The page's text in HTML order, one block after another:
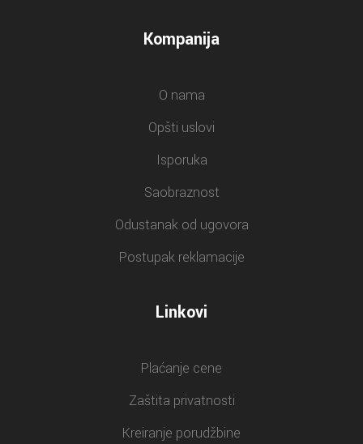
Kompanija
O nama
Opšti uslovi
Isporuka
Saobraznost
Odustanak od ugovora
Postupak reklamacije
Linkovi
Plaćanje cene
Zaštita privatnosti
Kreiranje porudžbine